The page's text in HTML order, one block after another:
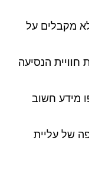
מקבלים על
הנסיעה
מידע חשוב
של עליית